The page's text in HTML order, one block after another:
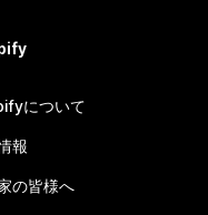
について
報
の皆様へ